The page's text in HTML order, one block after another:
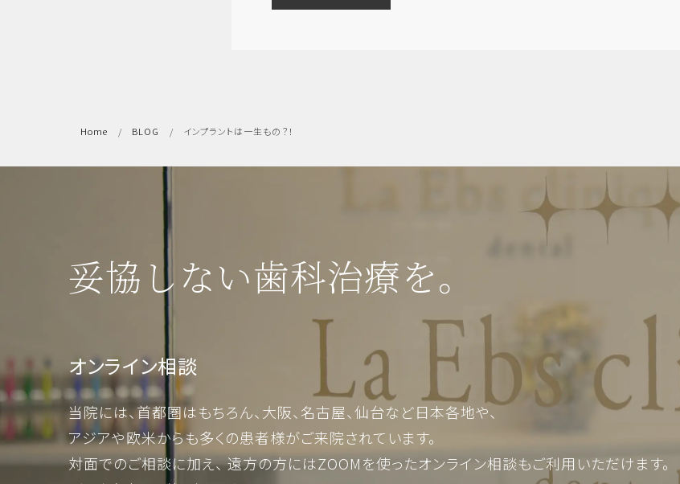
Home BLOG インプラントは一生もの？！
妥協しない歯科治療を。
オンライン相談
当院には、首都圏はもちろん、大阪、名古屋、仙台など日本各地や、
アジアや欧米からも多くの患者様がご来院されています。
対面でのご相談に加え、 遠方の方にはZOOMを使ったオンライン相談もご利用いただけます。